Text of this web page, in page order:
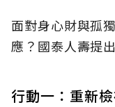
面對身心財與孤
應？國泰人壽提
行動一：重新